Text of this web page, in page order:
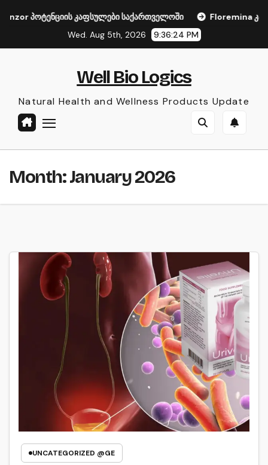
პოტენციის კაფსულები საქართველოში
Floremina
Wed. Aug 5th, 2026
9:36:24 PM
Well Bio Logics
Natural Health and Wellness Products Update
Month:January 2026
UNCATEGORIZED @GE